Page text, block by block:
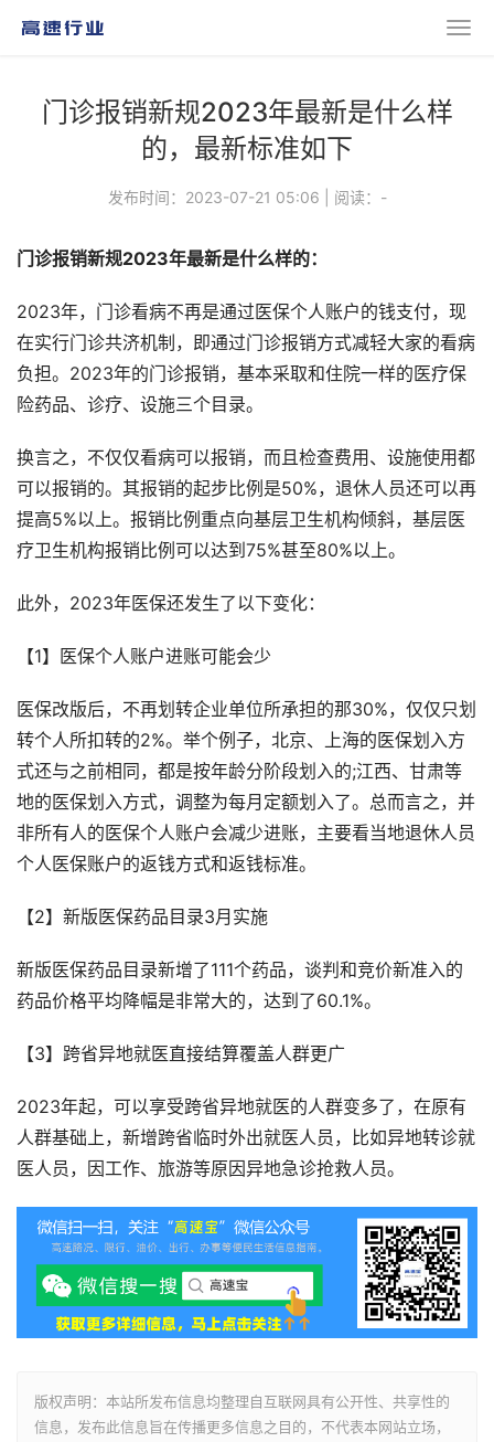
门诊报销新规2023年最新是什么样
的，最新标准如下
发布时间：2023-07-21 05:06 阅读： -
门诊报销新规2023年最新是什么样的：
2023年，门诊看病不再是通过医保个人账户的钱支付，现
在实行门诊共济机制，即通过门诊报销方式减轻大家的看病
负担。2023年的门诊报销，基本采取和住院一样的医疗保
险药品、诊疗、设施三个目录。
换言之，不仅仅看病可以报销，而且检查费用、设施使用都
可以报销的。其报销的起步比例是50%，退休人员还可以再
提高5%以上。报销比例 重点向基层卫生机构倾斜，基层医
疗卫生机构报销比例可以达到75%甚至80%以上。
此外，2023年医保还发生了以下变化：
【1】医保个人账户进账可能会少
医保改版后，不再划转企业单位所承担的那30%，仅仅只划
转个人所扣转的2%。举个例子，北京、上海的医保划入方
式还与之前相同，都是按年龄分阶段划入的;江西、甘肃等
地的医保划入方式，调整为每月定额划入了。总而言之，并
非所有人的医保个人账户会减少进账，主要看当地退休人员
个人医保账户的返钱方式和返钱标准。
【2】新版医保药品目录3月实施
新版医保药品目录新增了111个药品，谈判和竞价新准入的
药品价格平均降幅是非常大的，达到了60.1%。
【3】跨省异地就医直接结算覆盖人群更广
2023年起，可以享受跨省异地就医的人群变多了，在原有
人群基础上，新增跨省临时外出就医人员，比如异地转诊就
医人员，因工作、旅游等原因异地急诊抢救人员。
版权声明：本站所发布信息均整理自互联网具有公开性、共享性的
信息，发布此信息旨在传播更多信息之目的，不代表本网站立场，